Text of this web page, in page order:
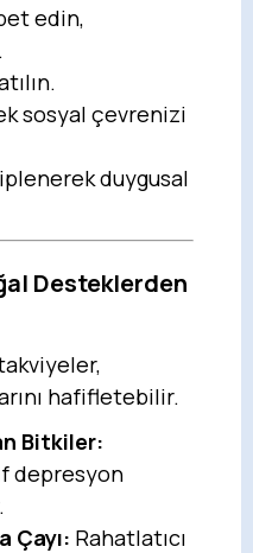
edin,
sosyal çevrenizi
duygusal
Desteklerden
hafifletebilir.
Bitkiler:
depresyon
Çayı: Rahatlatıcı